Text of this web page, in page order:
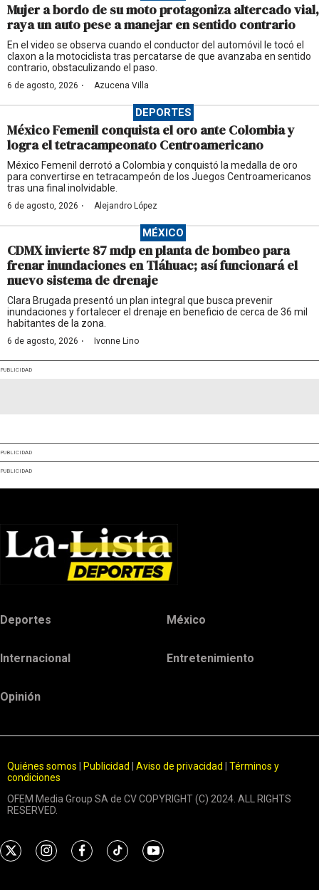
Mujer a bordo de su moto protagoniza altercado vial,
raya un auto pese a manejar en sentido contrario
En el video se observa cuando el conductor del automóvil le tocó el
claxon a la motociclista tras percatarse de que avanzaba en sentido
contrario, obstaculizando el paso.
6 de agosto, 2026 · Azucena Villa
DEPORTES
México Femenil conquista el oro ante Colombia y
logra el tetracampeonato Centroamericano
México Femenil derrotó a Colombia y conquistó la medalla de oro
para convertirse en tetracampeón de los Juegos Centroamericanos
tras una final inolvidable.
6 de agosto, 2026 · Alejandro López
MÉXICO
CDMX invierte 87 mdp en planta de bombeo para
frenar inundaciones en Tláhuac; así funcionará el
nuevo sistema de drenaje
Clara Brugada presentó un plan integral que busca prevenir
inundaciones y fortalecer el drenaje en beneficio de cerca de 36 mil
habitantes de la zona.
6 de agosto, 2026 · Ivonne Lino
PUBLICIDAD
PUBLICIDAD
PUBLICIDAD
Deportes México
Internacional Entretenimiento
Opinión
Quiénes somos Publicidad Aviso de privacidad
Términos y
condiciones
OFEM Media Group SA de CV COPYRIGHT (C) 2024. ALL RIGHTS
RESERVED.
t
i
f
t
y